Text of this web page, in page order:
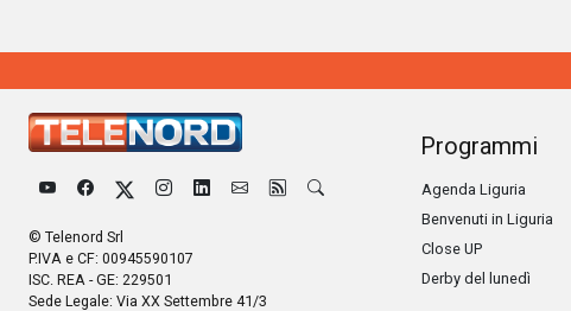
© Telenord Srl
P.IVA e CF: 00945590107
ISC. REA - GE: 229501
Sede Legale: Via XX Settembre 41/3
Programmi
Agenda Liguria
Benvenuti in Liguria
Close UP
Derby del lunedì